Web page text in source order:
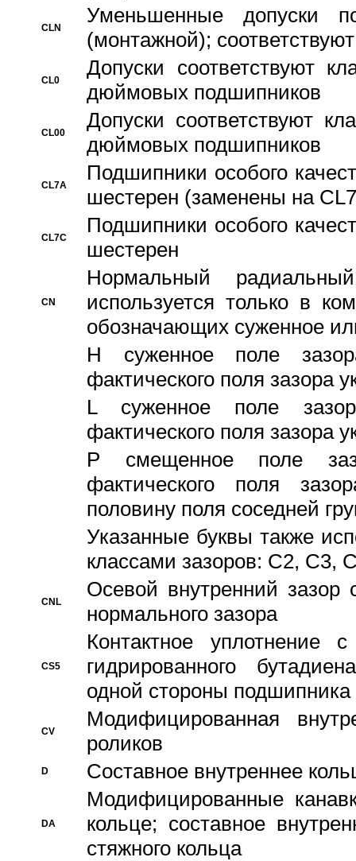
CLN
Уменьшенные
(монтажной);
CL0
Допуски соответствуют
дюймовых подшипников
CL00
Допуски соответствуют
дюймовых подшипников
CL7A
Подшипники особого
шестерен (заменены на
CL7C
Подшипники особого
шестерен
CN
Hормальный
используется только в
обозначающих суженное
H суженное поле
фактического поля зазора
L суженное поле
фактического поля зазора
P смещенное поле
фактического поля
половину поля соседней
Указанные буквы также
классами зазоров: С2,
CNL
Осевой внутренний зазор
нормального зазора
CS5
Контактное уплотнение
гидрированного
одной стороны подшипника
CV
Модифицированная
роликов
D Составное внутреннее
DA
Модифицированные
кольце; составное
стяжного кольца